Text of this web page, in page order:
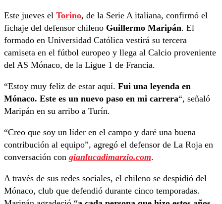
Este jueves el Torino, de la Serie A italiana, confirmó el
fichaje del defensor chileno Guillermo Maripán. El
formado en Universidad Católica vestirá su tercera
camiseta en el fútbol europeo y llega al Calcio proveniente
del AS Mónaco, de la Ligue 1 de Francia.
“Estoy muy feliz de estar aquí. Fui una leyenda en
Mónaco. Este es un nuevo paso en mi carrera“, señaló
Maripán en su arribo a Turín.
“Creo que soy un líder en el campo y daré una buena
contribución al equipo”, agregó el defensor de La Roja en
conversación con gianlucadimarzio.com.
A través de sus redes sociales, el chileno se despidió del
Mónaco, club que defendió durante cinco temporadas.